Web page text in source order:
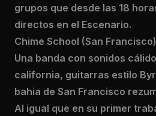
grupos que desde las 18
directos en el Escenario.
Chime School (San
Una banda con sonidos
california, guitarras estilo
bahia de San Francisco
Al igual que en su primer